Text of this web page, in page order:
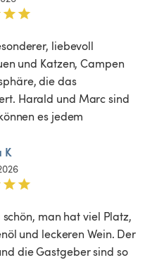
liebevoll
und Katzen, Campen
die das
Harald und Marc sind
es jedem
K
man hat viel Platz,
und leckeren Wein. Der
die Gastgeber sind so